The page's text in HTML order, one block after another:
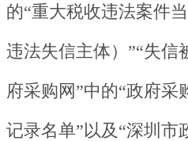
的“重大税收违法案件
违法失信主体）”“失信
府采购网”中的“政府采
记录名单”以及“深圳市